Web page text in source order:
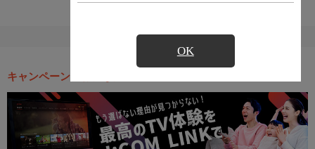
OK
キャンペーン・お得な情報